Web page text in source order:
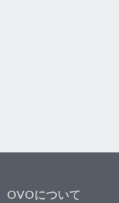
OVOについて